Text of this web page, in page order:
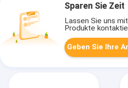
Sparen Sie Zeit
Lassen Sie uns
Produkte
Geben Sie Ihre